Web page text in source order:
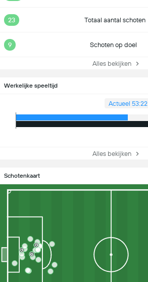
23 Totaal aantal schoten
9 Schoten op doel
Alles bekijken
Werkelijke speeltijd
Actueel 53:22
Alles bekijken
Schotenkaart